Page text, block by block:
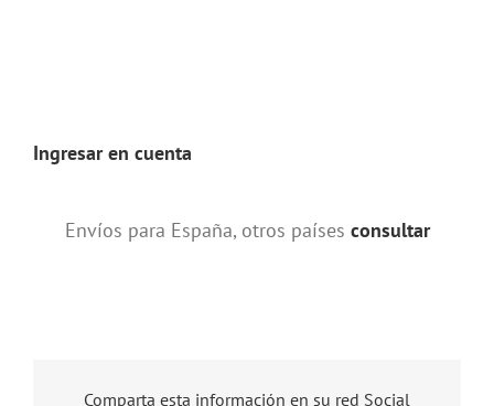
Ingresar en cuenta
Envíos para España, otros países consultar
Comparta esta información en su red Social